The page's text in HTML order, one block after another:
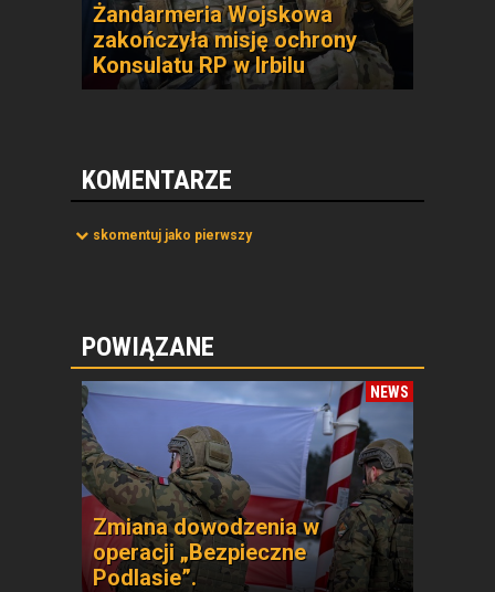
Żandarmeria Wojskowa
zakończyła misję ochrony
Konsulatu RP w Irbilu
KOMENTARZE
skomentuj jako pierwszy
POWIĄZANE
NEWS
Zmiana dowodzenia w
operacji „Bezpieczne
Podlasie”.